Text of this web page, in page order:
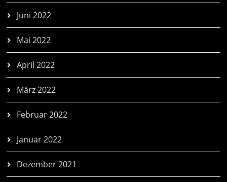
Juni 2022
Mai 2022
April 2022
März 2022
Februar 2022
Januar 2022
Dezember 2021